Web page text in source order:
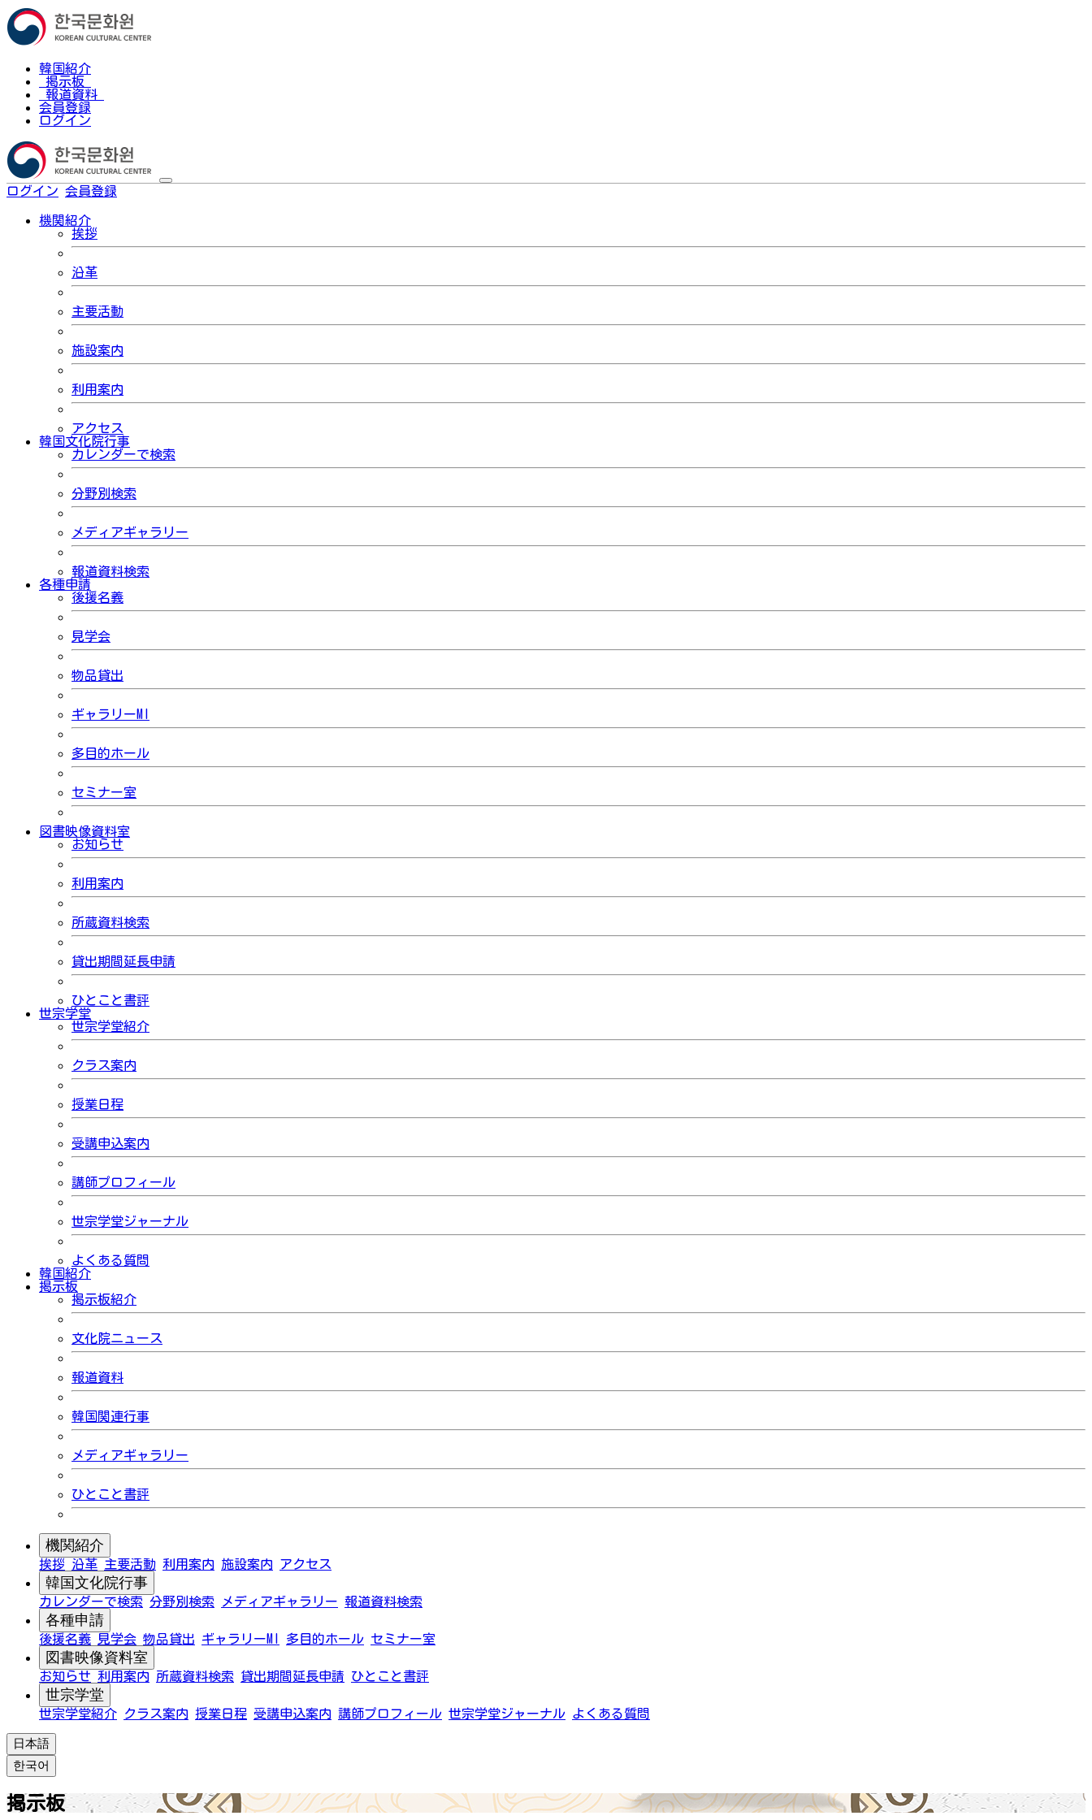
韓国紹介
掲示板
報道資料
会員登録
ログイン
ログイン 会員登録
機関紹介
挨拶
沿革
主要活動
施設案内
利用案内
アクセス
韓国文化院行事
カレンダーで検索
分野別検索
メディアギャラリー
報道資料検索
各種申請
後援名義
見学会
物品貸出
ギャラリーMI
多目的ホール
セミナー室
図書映像資料室
お知らせ
利用案内
所蔵資料検索
貸出期間延長申請
ひとこと書評
世宗学堂
世宗学堂紹介
クラス案内
授業日程
受講申込案内
講師プロフィール
世宗学堂ジャーナル
よくある質問
韓国紹介
掲示板
掲示板紹介
文化院ニュース
報道資料
韓国関連行事
メディアギャラリー
ひとこと書評
機関紹介
挨拶 沿革 主要活動 利用案内 施設案内 アクセス
韓国文化院行事
カレンダーで検索 分野別検索 メディアギャラリー 報道資料検索
各種申請
後援名義 見学会 物品貸出 ギャラリーMI 多目的ホール セミナー室
図書映像資料室
お知らせ 利用案内 所蔵資料検索 貸出期間延長申請 ひとこと書評
世宗学堂
世宗学堂紹介 クラス案内 授業日程 受講申込案内 講師プロフィール 世宗学堂ジャーナル よくある質問
日本語
한국어
掲示板